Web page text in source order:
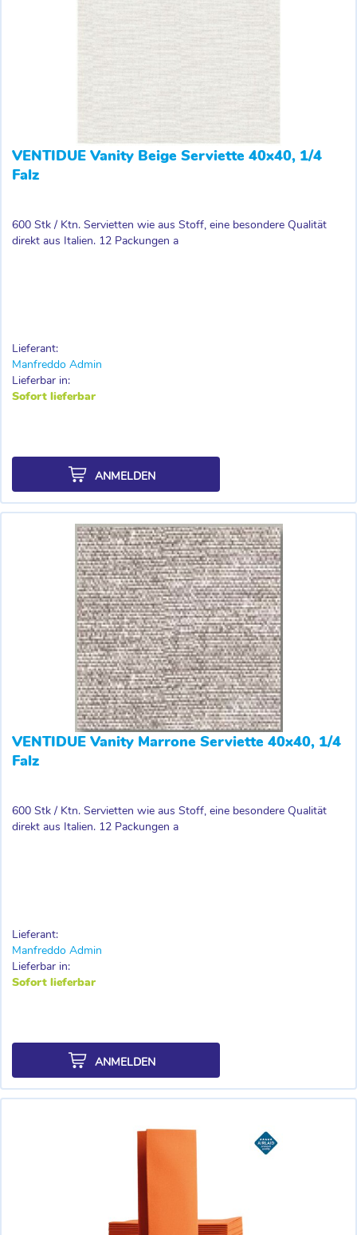
VENTIDUE Vanity Beige Serviette 40x40, 1/4
Falz
600 Stk / Ktn. Servietten wie aus Stoff, eine besondere Qualität
direkt aus Italien. 12 Packungen a
Lieferant:
Manfreddo Admin
Lieferbar in:
Sofort lieferbar
ANMELDEN
VENTIDUE Vanity Marrone Serviette 40x40, 1/4
Falz
600 Stk / Ktn. Servietten wie aus Stoff, eine besondere Qualität
direkt aus Italien. 12 Packungen a
Lieferant:
Manfreddo Admin
Lieferbar in:
Sofort lieferbar
ANMELDEN